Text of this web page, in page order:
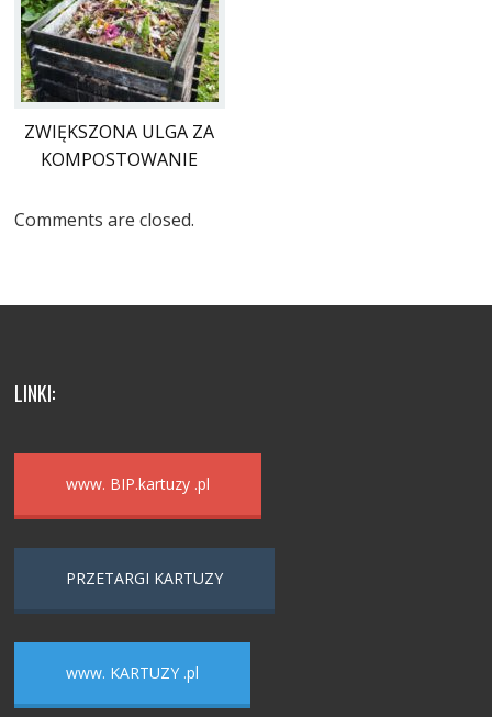
ZWIĘKSZONA ULGA ZA
KOMPOSTOWANIE
Comments are closed.
LINKI:
www. BIP.kartuzy .pl
PRZETARGI KARTUZY
www. KARTUZY .pl